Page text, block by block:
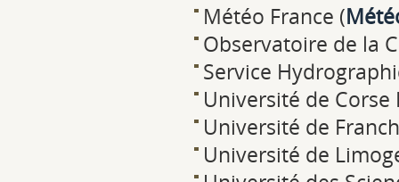
Météo France (
Observatoire de la
Service
Université de Corse
Université de
Université de